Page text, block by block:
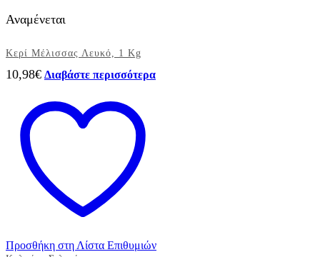
Αναμένεται
Κερί Μέλισσας Λευκό, 1 Kg
10,98€ Διαβάστε περισσότερα
Προσθήκη στη Λίστα Επιθυμιών